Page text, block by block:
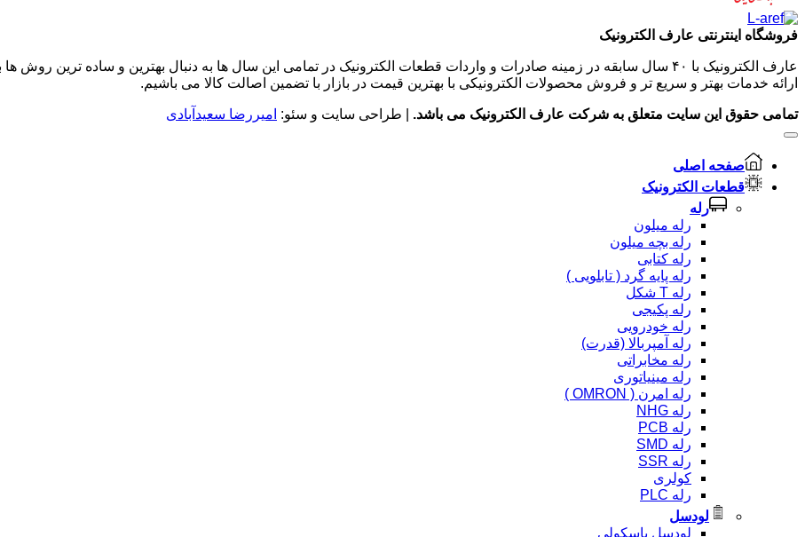
فروشگاه اینترنتی عارف الکترونیک
عارف الکترونیک با ۴۰ سال سابقه در زمینه صادرات و واردات قطعات الکترونیک در تمامی این سال ها به دنبال بهترین و ساده
ارائه خدمات بهتر و سریع تر و فروش محصولات الکترونیکی با بهترین قیمت در بازار با تضمین اصالت کالا می باشیم.
تمامی حقوق این سایت متعلق به شرکت عارف الکترونیک می باشد. | طراحی سایت و سئو: امیررضا سعیدآبادی
صفحه اصلی
قطعات الکترونیک
رله
رله میلون
رله بچه میلون
رله کتابی
رله پایه گرد ( تابلویی )
رله T شکل
رله پکیجی
رله خودرویی
رله آمپربالا (قدرت)
رله مخابراتی
رله مینیاتوری
رله امرن ( OMRON )
رله NHG
رله PCB
رله SMD
رله SSR
کولری
رله PLC
لودسل
لودسل باسکولی